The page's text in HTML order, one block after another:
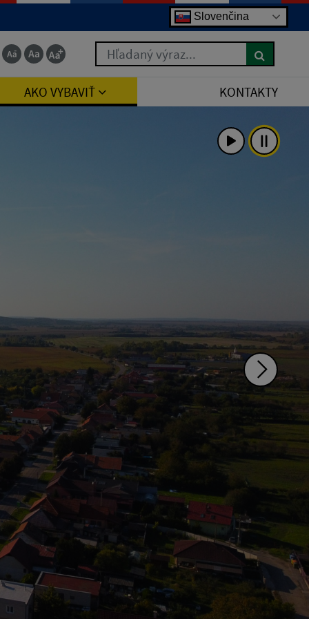
Slovenčina
Hľadaný výraz...
AKO VYBAVIŤ KONTAKTY